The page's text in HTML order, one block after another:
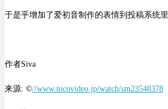
于是乎增加了爱初音制作的表情到投稿系统里
作者Siva
来源: ©//www.nicovideo.jp/watch/sm23548378